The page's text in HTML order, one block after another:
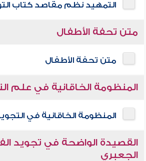
التمهيد نظم مقاصد كتاب
متن تحفة الأطفال
متن تحفة الأطفال
المنظومة الخاقانية في علم
المنظومة الخاقانية في
القصيدة الواضحة في تجويد
الجعبري